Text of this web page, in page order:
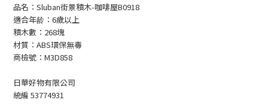
品名：Sluban街景積木-咖啡屋B0918
適合年龄：6歲以上
積木數：268塊
材質：ABS環保無毒
商檢號：M3D858
日華好物有限公司
統編 53774931